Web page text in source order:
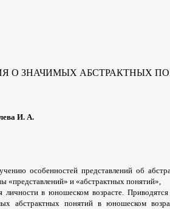
О ЗНАЧИМЫХ АБСТРАКТНЫХ
И. А.
особенностей представлений об
«представлений» и «абстрактных понятий»,
личности в юношеском возрасте.
абстрактных понятий в юношеском